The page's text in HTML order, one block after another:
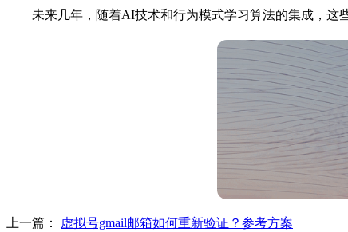
未来几年，随着AI技术和行为模式学习算法的集成，这些
上一篇：
虚拟号gmail邮箱如何重新验证？参考方案